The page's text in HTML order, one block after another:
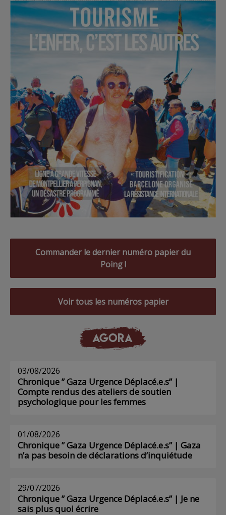
Commander le dernier numéro papier du
Poing !
Voir tous les numéros papier
AGORA
03/08/2026
Chronique ” Gaza Urgence Déplacé.e.s” |
Compte rendus des ateliers de soutien
psychologique pour les femmes
01/08/2026
Chronique ” Gaza Urgence Déplacé.e.s” | Gaza
n’a pas besoin de déclarations d’inquiétude
29/07/2026
Chronique ” Gaza Urgence Déplacé.e.s” | Je ne
sais plus quoi écrire